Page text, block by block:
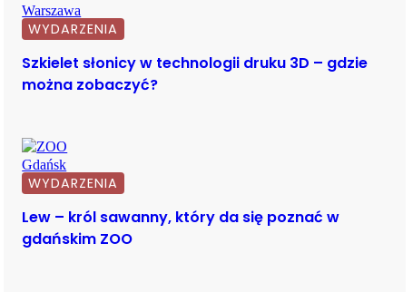
WYDARZENIA
Szkielet słonicy w technologii druku 3D – gdzie
można zobaczyć?
WYDARZENIA
Lew – król sawanny, który da się poznać w
gdańskim ZOO